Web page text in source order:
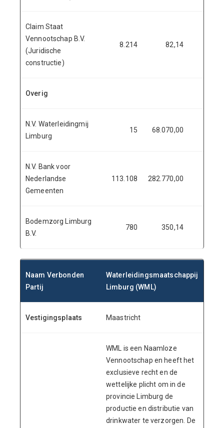
Claim Staat
Vennootschap B.V.
(Juridische
constructie)
8.214 82,14
Overig
N.V. Waterleidingmij
Limburg
15 68.070,00
N.V. Bank voor
Nederlandse
Gemeenten
113.108 282.770,00
Bodemzorg Limburg
B.V.
780 350,14
Naam Verbonden
Partij
Waterleidingsmaatschappij
Limburg (WML)
Vestigingsplaats Maastricht
WML is een Naamloze
Vennootschap en heeft het
exclusieve recht en de
wettelijke plicht om in de
provincie Limburg de
productie en distributie van
drinkwater te verzorgen. De